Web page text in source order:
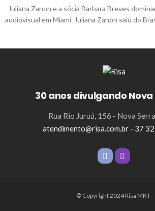
Juliana Zanon e a sócia Barbara Breves
audiovisual em Miami Juliana Zanon saiu do
30 anos divulgando
Rua Rio Juruá, 156 - Nova
atendimento@risa.com.br - 37
© Copyright 2024 Risa MKT